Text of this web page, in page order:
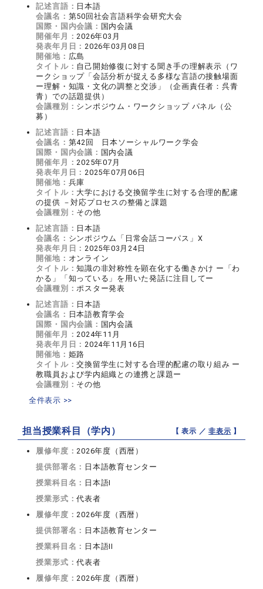
記述言語： 日本語
会議名： 第50回社会言語科学会研究大会
国際・国内会議： 国内会議
開催年月：2026年03月
発表年月日：2026年03月08日
開催地： 広島
タイトル： 自己開始修復に対する聞き手の理解表示（ワ
ークショップ「会話分析が捉える多様な言語の接触場面
ー理解・知識・文化の調整と交渉」（企画責任者：呉青
青）での話題提供）
会議種別： シンポジウム・ワークショップ パネル（公
募）
記述言語： 日本語
会議名： 第42回 日本ソーシャルワーク学会
国際・国内会議： 国内会議
開催年月：2025年07月
発表年月日：2025年07月06日
開催地： 兵庫
タイトル： 大学における交換留学生に対する合理的配慮
の提供 －対応プロセスの整備と課題
会議種別： その他
記述言語： 日本語
会議名： シンポジウム「日常会話コーパス」X
発表年月日：2025年03月24日
開催地： オンライン
タイトル：知識の非対称性を顕在化する働きかけ ー「わ
かる」「知っている」を用いた発話に注目してー
会議種別：ポスター発表
記述言語： 日本語
会議名： 日本語教育学会
国際・国内会議： 国内会議
開催年月：2024年11月
発表年月日：2024年11月16日
開催地： 姫路
タイトル：交換留学生に対する合理的配慮の取り組み ー
教職員および学内組織との連携と課題ー
会議種別： その他
全件表示 >>
担当授業科目（学内） 【 表示 ／非表示 】
履修年度：2026年度（西暦）
提供部署名： 日本語教育センター
授業科目名： 日本語I
授業形式：代表者
履修年度：2026年度（西暦）
提供部署名： 日本語教育センター
授業科目名： 日本語II
授業形式：代表者
履修年度：2026年度（西暦）